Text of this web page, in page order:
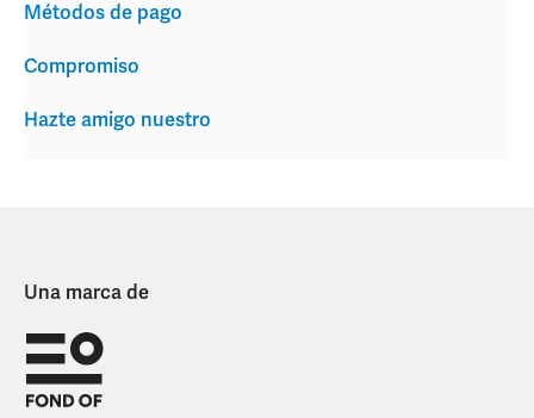
Métodos de pago
Compromiso
Hazte amigo nuestro
Una marca de